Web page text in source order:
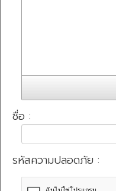
ชื่อ :
รหัสความปลอดภัย :